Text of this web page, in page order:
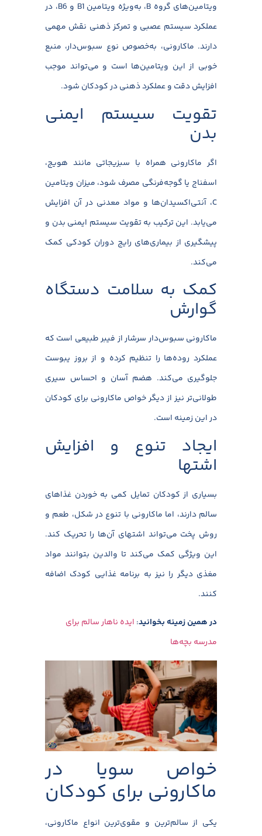
ویتامین‌های گروه B، به‌ویژه ویتامین B1 و B6، در
عملکرد سیستم عصبی و تمرکز ذهنی نقش مهمی
دارند. ماکارونی، به‌خصوص نوع سبوس‌دار، منبع
خوبی از این ویتامین‌ها است و می‌تواند موجب
افزایش دقت و عملکرد ذهنی در کودکان شود.
تقویت سیستم ایمنی
بدن
اگر ماکارونی همراه با سبزیجاتی مانند هویج،
اسفناج یا گوجه‌فرنگی مصرف شود، میزان ویتامین
C، آنتی‌اکسیدان‌ها و مواد معدنی در آن افزایش
می‌یابد. این ترکیب به تقویت سیستم ایمنی بدن و
پیشگیری از بیماری‌های رایج دوران کودکی کمک
می‌کند.
کمک به سلامت دستگاه
گوارش
ماکارونی سبوس‌دار سرشار از فیبر طبیعی است که
عملکرد روده‌ها را تنظیم کرده و از بروز یبوست
جلوگیری می‌کند. هضم آسان و احساس سیری
طولانی‌تر نیز از دیگر خواص ماکارونی برای کودکان
در این زمینه است.
ایجاد تنوع و افزایش
اشتها
بسیاری از کودکان تمایل کمی به خوردن غذاهای
سالم دارند، اما ماکارونی با تنوع در شکل، طعم و
روش پخت می‌تواند اشتهای آن‌ها را تحریک کند.
این ویژگی کمک می‌کند تا والدین بتوانند مواد
مغذی دیگر را نیز به برنامه غذایی کودک اضافه
کنند.
در همین زمینه بخوانید: ایده ناهار سالم برای
مدرسه بچه‌ها
خواص سویا در
ماکارونی برای کودکان
یکی از سالم‌ترین و مقوی‌ترین انواع ماکارونی،